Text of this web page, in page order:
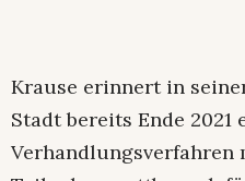
Krause erinnert in
Stadt bereits Ende 2021
Verhandlungsverfahren